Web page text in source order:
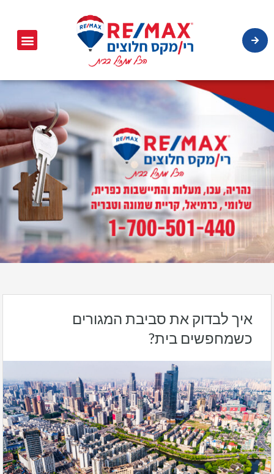
איך לבדוק את סביבת המגורים
כשמחפשים בית?